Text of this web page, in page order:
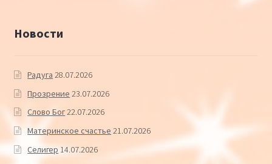
Новости
Радуга 28.07.2026
Прозрение 23.07.2026
Слово Бог22.07.2026
Материнское счастье 21.07.2026
Селигер 14.07.2026